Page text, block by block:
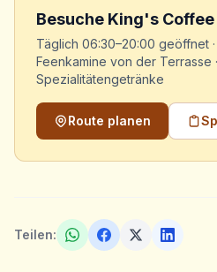
Besuche King's
Täglich 06:30–20:00 geöffnet
Feenkamine von der Terrasse
Spezialitätengetränke
Route planen
Teilen: